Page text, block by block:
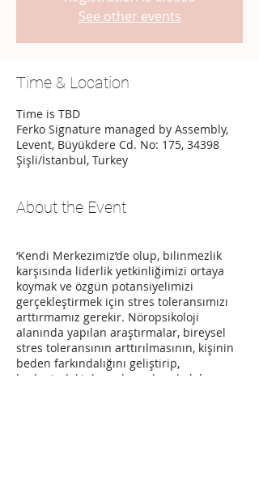
See other events
Time & Location
Time is TBD
Ferko Signature managed by Assembly,
Levent, Büyükdere Cd. No: 175, 34398
Şişli/İstanbul, Turkey
About the Event
‘Kendi Merkezimiz’de olup, bilinmezlik
karşısında liderlik yetkinliğimizi ortaya
koymak ve özgün potansiyelimizi
gerçekleştirmek için stres toleransımızı
arttırmamız gerekir. Nöropsikoloji
alanında yapılan araştırmalar, bireysel
stres toleransının arttırılmasının, kişinin
beden farkındalığını geliştirip,
bedenindeki duygulanımlara kulak